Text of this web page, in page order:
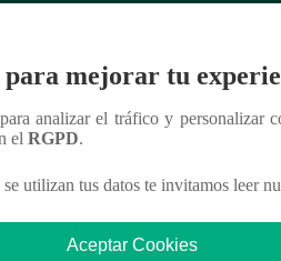
para mejorar tu
analizar el tráfico y personalizar
el RGPD.
utilizan tus datos te invitamos leer
Aceptar Cookies